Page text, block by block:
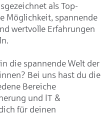
als Top-
Möglichkeit, spannende
wertvolle Erfahrungen
die spannende Welt der
Bei uns hast du die
Bereiche
und IT &
für deinen